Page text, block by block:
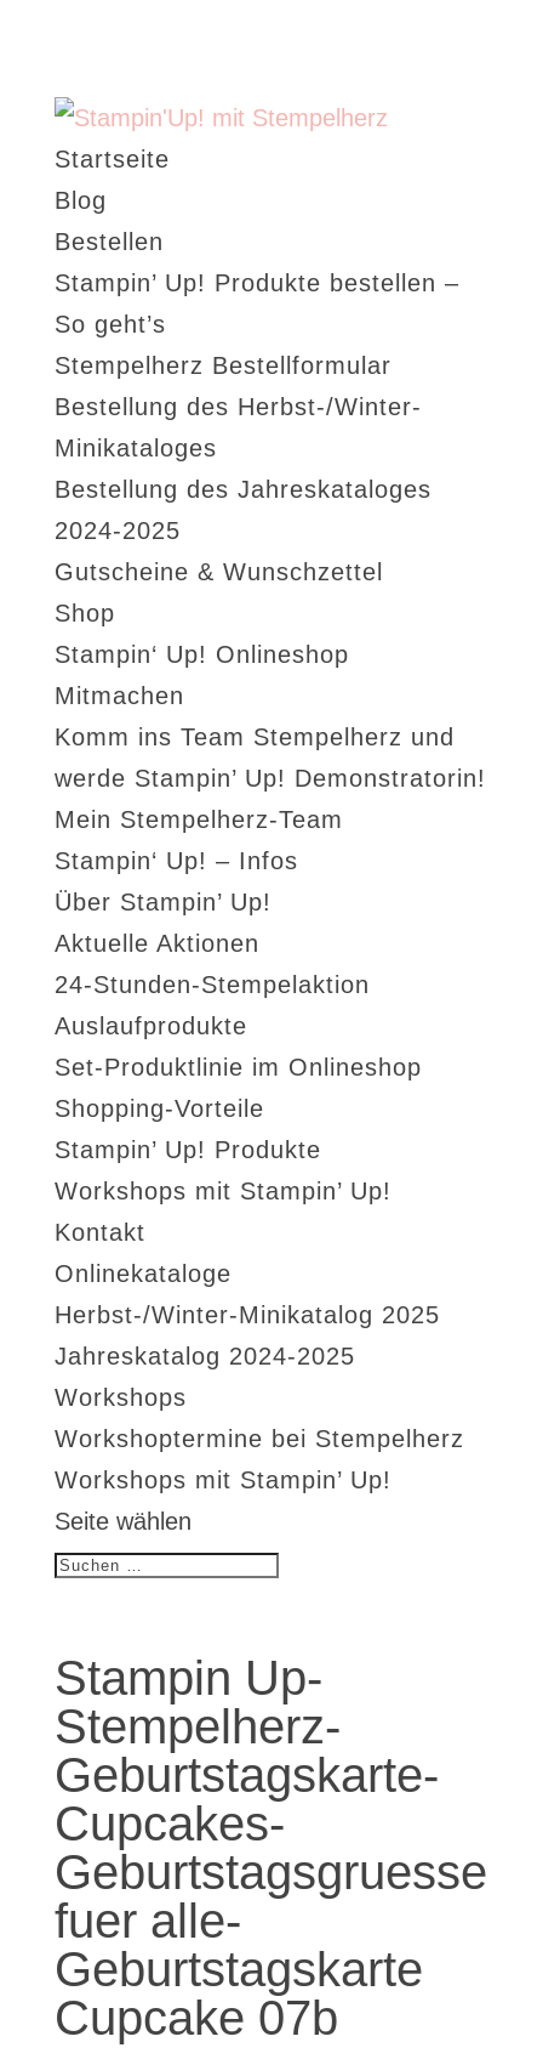
Startseite
Blog
Bestellen
Stampin’ Up! Produkte bestellen –
So geht’s
Stempelherz Bestellformular
Bestellung des Herbst-/Winter-
Minikataloges
Bestellung des Jahreskataloges
2024-2025
Gutscheine & Wunschzettel
Shop
Stampin‘ Up! Onlineshop
Mitmachen
Komm ins Team Stempelherz und
werde Stampin’ Up! Demonstratorin!
Mein Stempelherz-Team
Stampin‘ Up! – Infos
Über Stampin’ Up!
Aktuelle Aktionen
24-Stunden-Stempelaktion
Auslaufprodukte
Set-Produktlinie im Onlineshop
Shopping-Vorteile
Stampin’ Up! Produkte
Workshops mit Stampin’ Up!
Kontakt
Onlinekataloge
Herbst-/Winter-Minikatalog 2025
Jahreskatalog 2024-2025
Workshops
Workshoptermine bei Stempelherz
Workshops mit Stampin’ Up!
Seite wählen
Stampin Up-
Stempelherz-
Geburtstagskarte-
Cupcakes-
Geburtstagsgruesse
fuer alle-
Geburtstagskarte
Cupcake 07b